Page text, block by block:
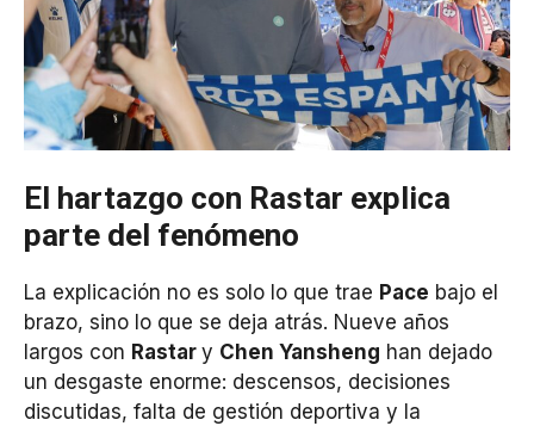
El hartazgo con Rastar explica
parte del fenómeno
La explicación no es solo lo que trae Pace bajo el
brazo, sino lo que se deja atrás. Nueve años
largos con Rastar y Chen Yansheng han dejado
un desgaste enorme: descensos, decisiones
discutidas, falta de gestión deportiva y la